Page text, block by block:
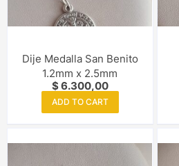
Dije Medalla San Benito
1.2mm x 2.5mm
$6.300,00
ADD TO CART